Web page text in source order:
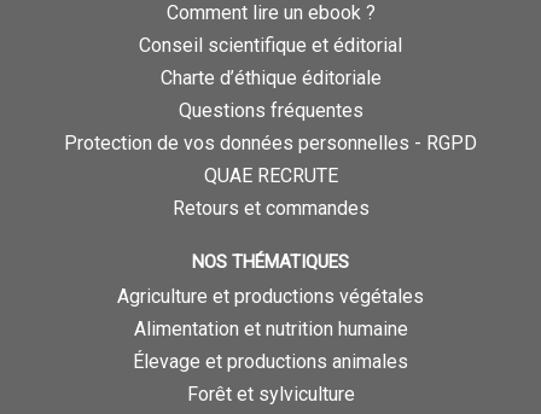
Comment lire un ebook ?
Conseil scientifique et éditorial
Charte d’éthique éditoriale
Questions fréquentes
Protection de vos données personnelles - RGPD
QUAE RECRUTE
Retours et commandes
NOS THÉMATIQUES
Agriculture et productions végétales
Alimentation et nutrition humaine
Élevage et productions animales
Forêt et sylviculture